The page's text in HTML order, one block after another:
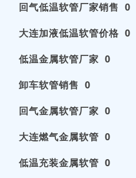
回气低温软管厂家销售 0
大连加液低温软管价格 0
低温金属软管厂家 0
卸车软管销售 0
回气金属软管厂家 0
大连燃气金属软管 0
低温充装金属软管 0